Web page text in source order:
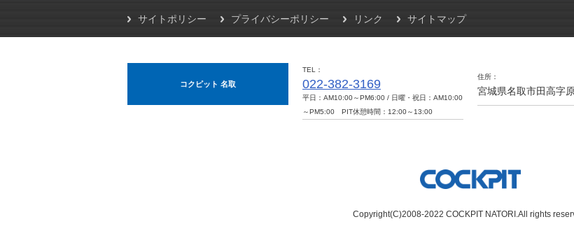
サイトポリシー プライバシーポリシー リンク サイトマップ
コクピット 名取
TEL
022-382-3169
平日：AM10:00～PM6:00 / 日曜・祝日：AM10:00
～PM5:00 PIT休憩時間：12:00～13:00
住所
宮城県名取市田高字
Copyright(C)2008-2022 COCKPIT NATORI.All rights